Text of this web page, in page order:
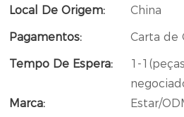
Local De Origem:
China
Pagamentos:
Carta de
Tempo De Espera:
1-
Marca:
Estar/